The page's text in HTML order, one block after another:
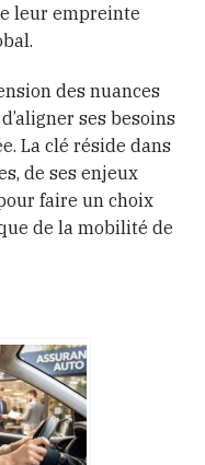
leur empreinte
des nuances
ses besoins
La clé réside dans
de ses enjeux
faire un choix
de la mobilité de